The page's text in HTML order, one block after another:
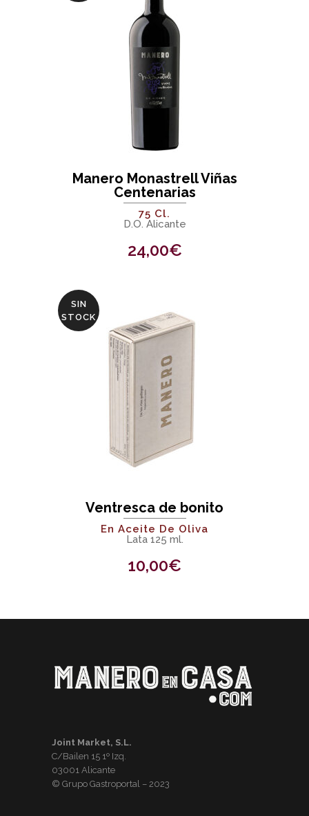
Manero Monastrell Viñas
Centenarias
75 Cl.
D.O. Alicante
24,00€
SIN
STOCK
Ventresca de bonito
En Aceite De Oliva
Lata 125 ml.
10,00€
Joint Market, S.L.
C/Bailen 15 1º Izq.
03001 Alicante
© Grupo Gastroportal – 2023